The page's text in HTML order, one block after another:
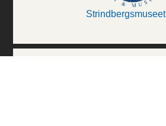
Strindbergsmuseet